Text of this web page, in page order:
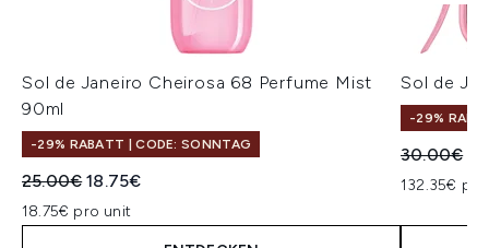
Sol de Janeiro Cheirosa 68 Perfume Mist
90ml
-29% RABATT | CODE: SONNTAG
Unverbindliche Preisempfehlung:
25.00€Aktueller Preis:
18.75€
18.75€ pro unit
Sol de
-29%
30.00€
132.35€